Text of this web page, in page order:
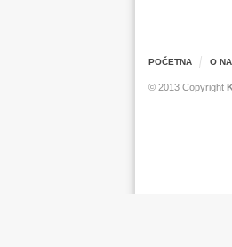
POČETNA O
© 2013 Copyright